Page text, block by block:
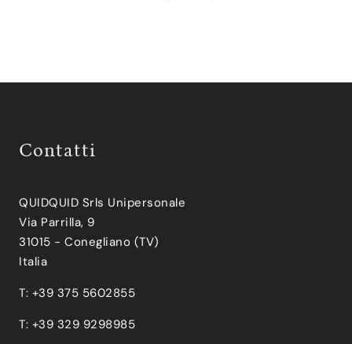
Contatti
QUIDQUID Srls Unipersonale
Via Parrilla, 9
31015 - Conegliano (TV)
Italia
T: +39 375 5602855
T: +39 329 9298985